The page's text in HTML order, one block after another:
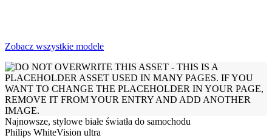
Zobacz wszystkie modele
Najnowsze, stylowe białe światła do samochodu
Philips WhiteVision ultra